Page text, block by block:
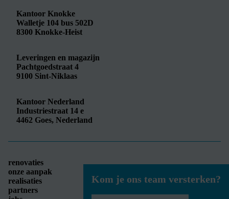
Kom je ons team versterken?
Kantoor Knokke
Walletje 104 bus 502D
8300 Knokke-Heist
Leveringen en magazijn
Pachtgoedstraat 4
9100 Sint-Niklaas
Kantoor Nederland
Industriestraat 14 e
4462 Goes, Nederland
renovaties
onze aanpak
realisaties
partners